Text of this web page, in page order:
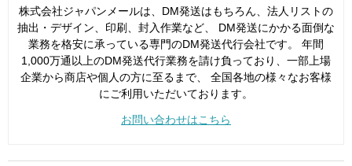
株式会社ジャパンメールは、DM発送はもちろん、法人リストの
抽出・デザイン、印刷、封入作業など、 DM発送にかかる面倒な
業務を格安に承っている専門のDM発送代行会社です。 年間
1,000万通以上のDM発送代行業務を請け負っており、一部上場
企業から商店や個人の方に至るまで、 全国各地の様々なお客様
にご利用いただいております。
お問い合わせはこちら